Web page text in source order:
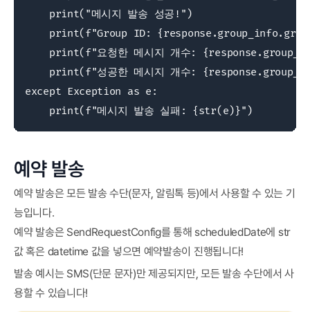
    print("메시지 발송 성공!")
print(f"Group ID:
print(f"요청한 메시지 개수:
print(f"성공한 메시지 개수:
except Exception as e:
    print(f"메시지 발송 실패: {str(e)}")
예약 발송
예약 발송은 모든 발송 수단(문자, 알림톡 등)에서 사용할 수 있는 기
능입니다.
예약 발송은 SendRequestConfig를 통해 scheduledDate에 str
값 혹은 datetime 값을 넣으면 예약발송이 진행됩니다!
발송 예시는 SMS(단문 문자)만 제공되지만, 모든 발송 수단에서 사
용할 수 있습니다!